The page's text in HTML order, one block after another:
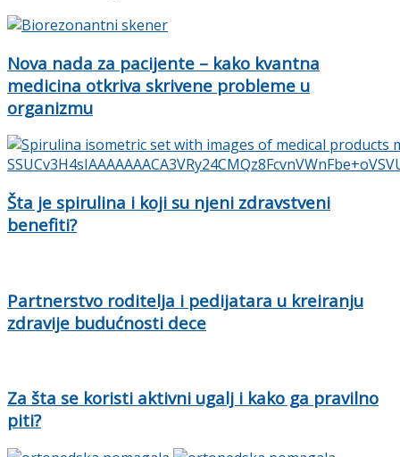
Nova nada za pacijente – kako kvantna
medicina otkriva skrivene probleme u
organizmu
Šta je spirulina i koji su njeni zdravstveni
benefiti?
Partnerstvo roditelja i pedijatara u kreiranju
zdravije budućnosti dece
Za šta se koristi aktivni ugalj i kako ga pravilno
piti?